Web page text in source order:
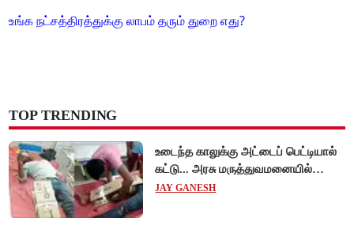
உங்க நட்சத்திரத்துக்கு லாபம் தரும் துறை எது?
TOP TRENDING
உடைந்த காலுக்கு அட்டைப் பெட்டியால்
கட்டு... அரசு மருத்துவமனையில்
விநோத சிகிச்சை... அதிர்ச்சி வீடியோ!
JAY GANESH